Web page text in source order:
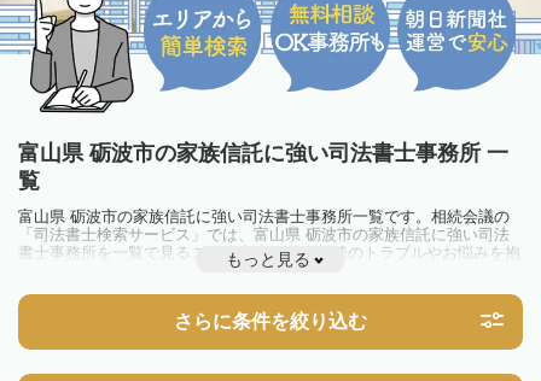
富山県 砺波市の家族信託に強い司法書士事務所 一
覧
富山県 砺波市の家族信託に強い司法書士事務所一覧です。相続会議の
「司法書士検索サービス」では、富山県 砺波市の家族信託に強い司法
書士事務所を一覧で見ることが出来ます。相続のトラブルやお悩みを抱
えている方は一度近隣の司法書士に相談してみましょう。
もっと見る
さらに条件を絞り込む